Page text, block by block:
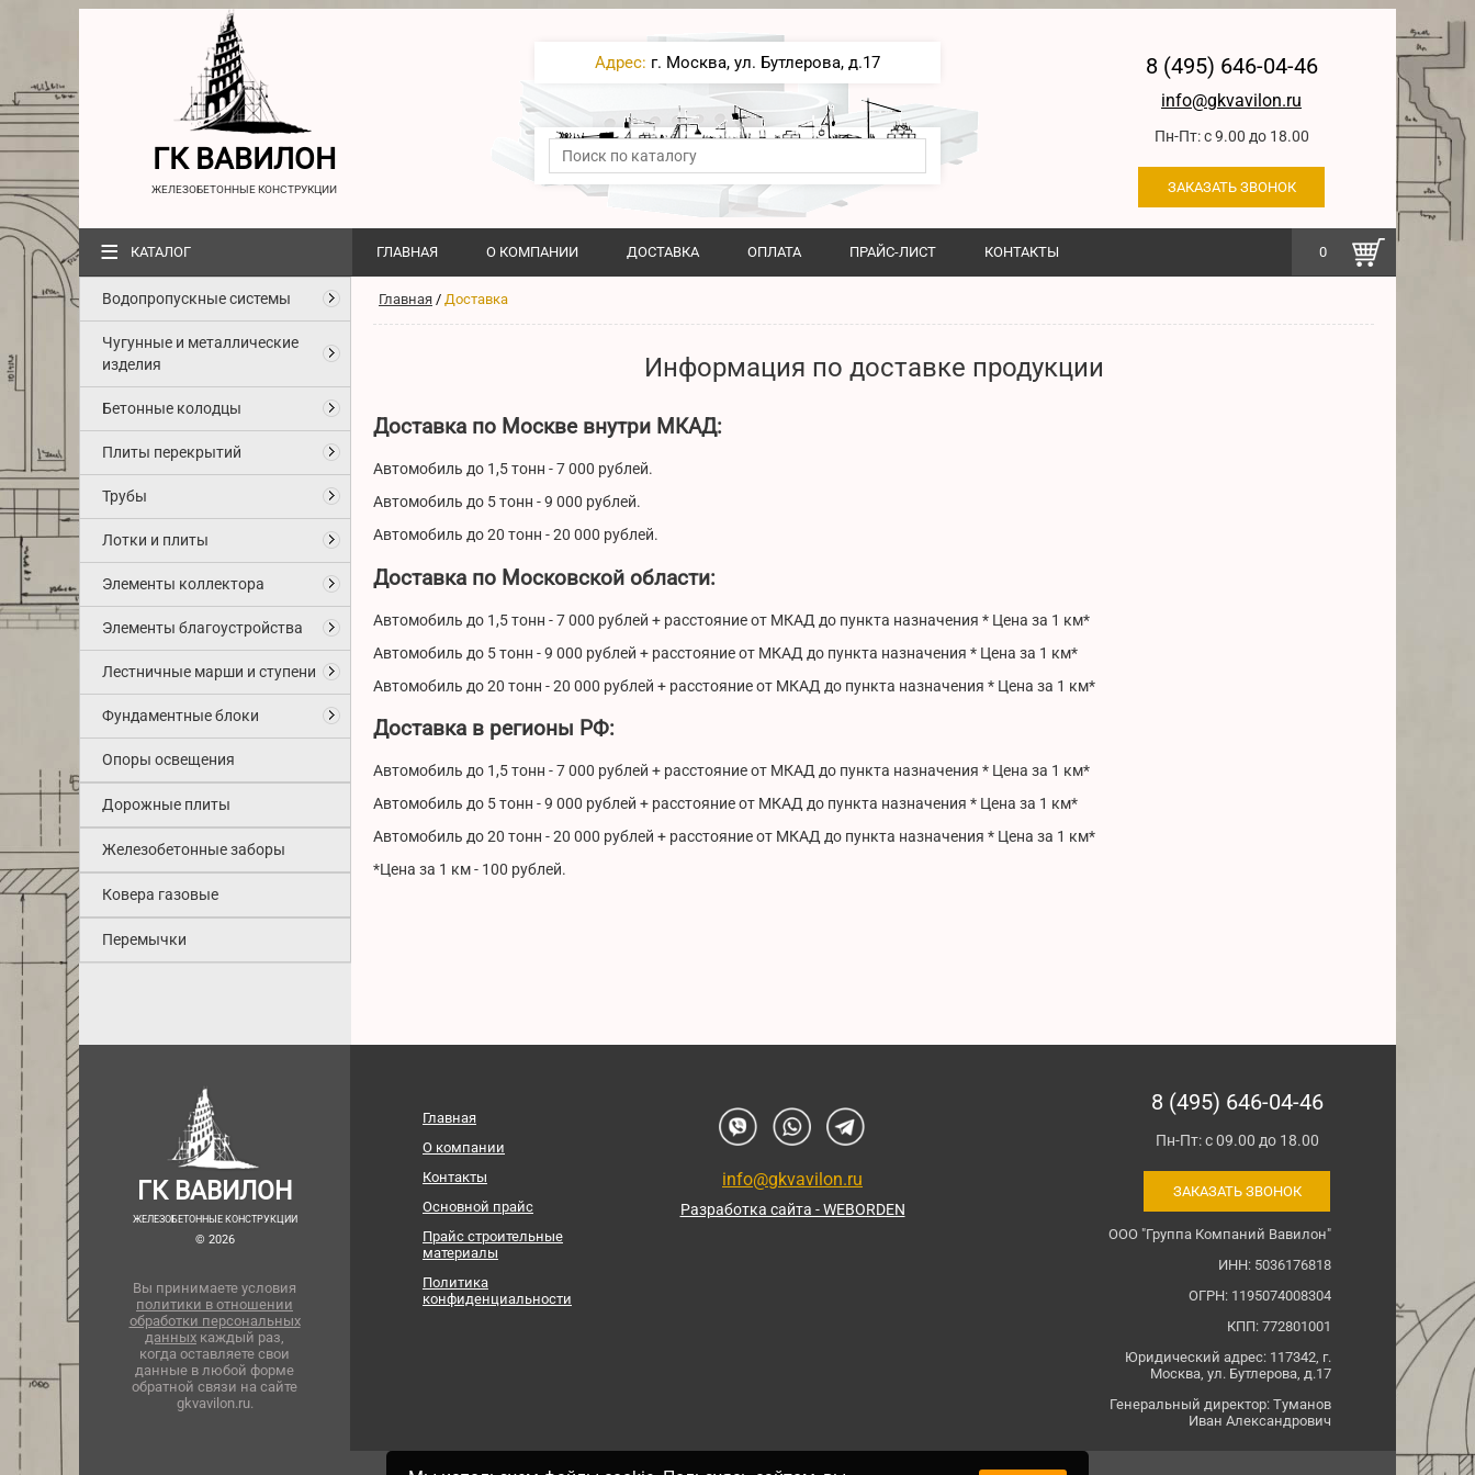
ГК ВАВИЛОН
ЖЕЛЕЗОБЕТОННЫЕ КОНСТРУКЦИИ
Адрес: г. Москва, ул. Бутлерова, д.17 8 (495) 646-04-46
info@gkvavilon.ru
Пн-Пт: с 9.00 до 18.00
ЗАКАЗАТЬ ЗВОНОК
0
≡ КАТАЛОГ ГЛАВНАЯ О КОМПАНИИ ДОСТАВКА ОПЛАТА ПРАЙС-ЛИСТ КОНТАКТЫ
Водопропускные системы
Чугунные и металлические
изделия
Бетонные колодцы
Плиты перекрытий
Трубы
Лотки и плиты
Элементы коллектора
Элементы благоустройства
Лестничные марши и ступени
Фундаментные блоки
Опоры освещения
Дорожные плиты
Железобетонные заборы
Ковера газовые
Перемычки
Главная / Доставка
Информация по доставке продукции
Доставка по Москве внутри МКАД:
Автомобиль до 1,5 тонн - 7 000 рублей.
Автомобиль до 5 тонн - 9 000 рублей.
Автомобиль до 20 тонн - 20 000 рублей.
Доставка по Московской области:
Автомобиль до 1,5 тонн - 7 000 рублей + расстояние от МКАД до пункта назначения * Цена за 1 км*
Автомобиль до 5 тонн - 9 000 рублей + расстояние от МКАД до пункта назначения * Цена за 1 км*
Автомобиль до 20 тонн - 20 000 рублей + расстояние от МКАД до пункта назначения * Цена за 1 км*
Доставка в регионы РФ:
Автомобиль до 1,5 тонн - 7 000 рублей + расстояние от МКАД до пункта назначения * Цена за 1 км*
Автомобиль до 5 тонн - 9 000 рублей + расстояние от МКАД до пункта назначения * Цена за 1 км*
Автомобиль до 20 тонн - 20 000 рублей + расстояние от МКАД до пункта назначения * Цена за 1 км*
*Цена за 1 км - 100 рублей.
ГК ВАВИЛОН
ЖЕЛЕЗОБЕТОННЫЕ КОНСТРУКЦИИ
© 2026
Вы принимаете условия
политики в отношении
обработки персональных
данных каждый раз,
когда оставляете свои
данные в любой форме
обратной связи на сайте
gkvavilon.ru.
Главная
О компании
Контакты
Основной прайс
Прайс строительные
материалы
Политика
конфиденциальности
info@gkvavilon.ru
Разработка сайта - WEBORDEN
8 (495) 646-04-46
Пн-Пт: с 09.00 до 18.00
ЗАКАЗАТЬ ЗВОНОК
ООО "Группа Компаний Вавилон"
ИНН: 5036176818
ОГРН: 1195074008304
КПП: 772801001
Юридический адрес: 117342, г.
Москва, ул. Бутлерова, д.17
Генеральный директор: Туманов
Иван Александрович